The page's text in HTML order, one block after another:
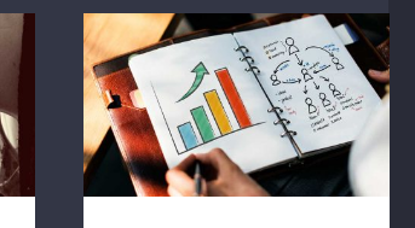
Memorias corporativas:
traducción de logros,
objetivos y valores